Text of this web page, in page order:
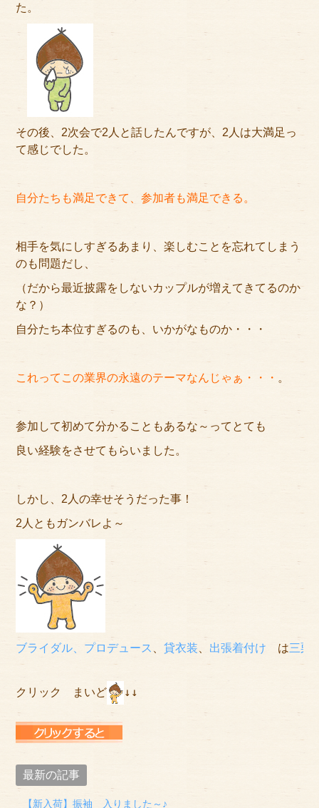
た。
その後、2次会で2人と話したんですが、2人は大満足っ
て感じでした。
自分たちも満足できて、参加者も満足できる。
相手を気にしすぎるあまり、楽しむことを忘れてしまう
のも問題だし、
（だから最近披露をしないカップルが増えてきてるのか
な？）
自分たち本位すぎるのも、いかがなものか・・・
これってこの業界の永遠のテーマなんじゃぁ・・・ 。
参加して初めて分かることもあるな～ってとても
良い経験をさせてもらいました。
しかし、2人の幸せそうだった事！
2人ともガンバレよ～
ブライダル、プロデュース 、貸衣装 出張着付け は三栗
クリック　まいど ↓↓
最新の記事
【新入荷】振袖 入りました～♪